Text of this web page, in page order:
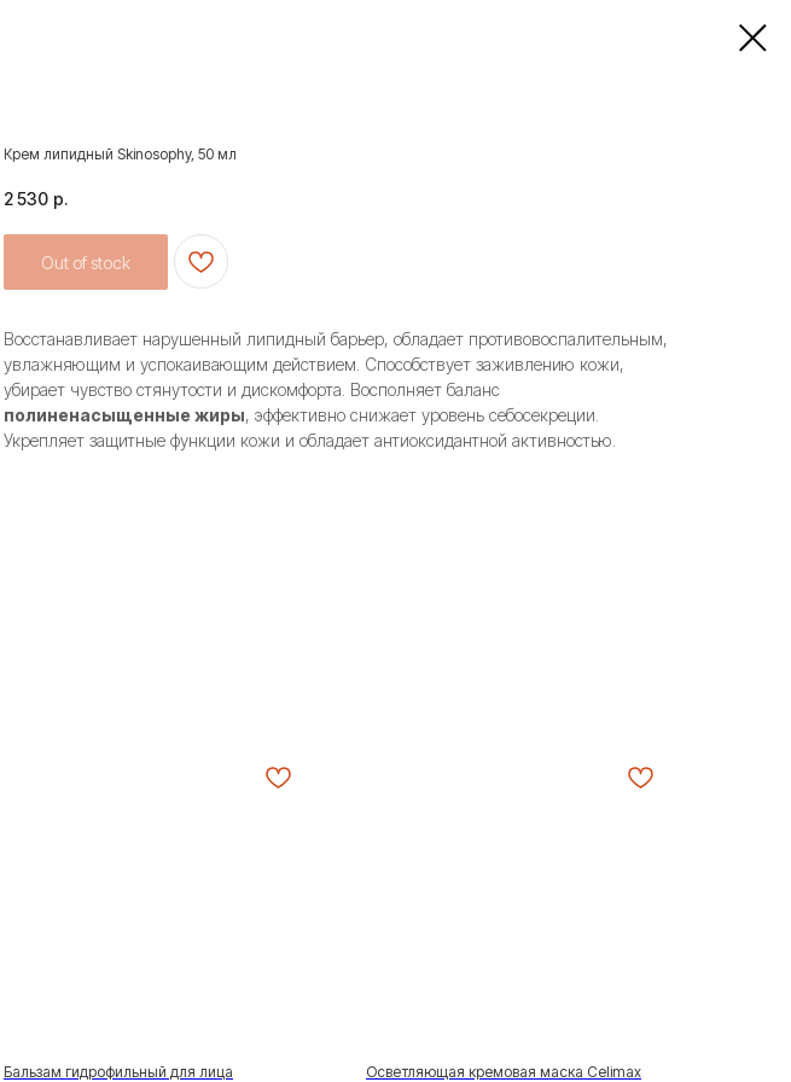
Крем липидный Skinosophy, 50 мл
2 530 р.
Out of stock
Восстанавливает нарушенный липидный барьер, обладает противовоспалительным,
увлажняющим и успокаивающим действием. Способствует заживлению кожи,
убирает чувство стянутости и дискомфорта. Восполняет баланс
полиненасыщенные жиры, эффективно снижает уровень себосекреции.
Укрепляет защитные функции кожи и обладает антиоксидантной активностью.
Бальзам гидрофильный для лица Осветляющая кремовая маска Celimax